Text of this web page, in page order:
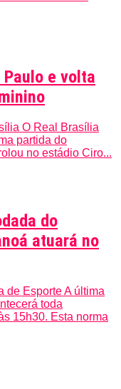
e volta
O Real Brasília
partida do
no estádio Ciro...
do
atuará no
de Esporte A última
toda
15h30. Esta norma